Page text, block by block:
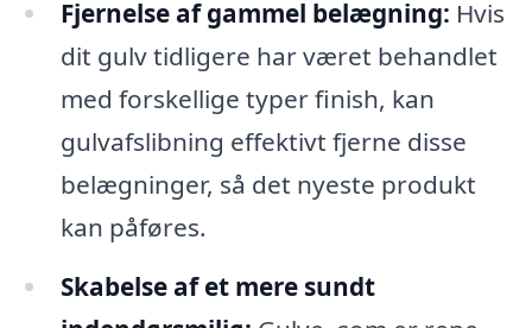
Fjernelse af gammel belægning: Hvis
dit gulv tidligere har været behandlet
med forskellige typer finish, kan
gulvafslibning effektivt fjerne disse
belægninger, så det nyeste produkt
kan påføres.
Skabelse af et mere sundt